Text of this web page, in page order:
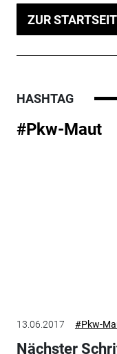
ZUR
HASHTAG
#Pkw-Maut
13.06.2017 #Pkw-
Nächster